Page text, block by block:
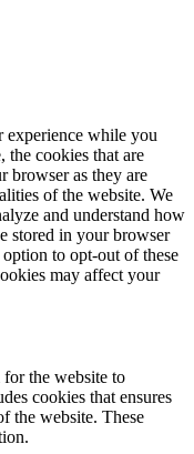
experience while you
the cookies that are
browser as they are
of the website. We
and understand how
stored in your browser
to opt-out of these
may affect your
for the website to
cookies that ensures
the website. These